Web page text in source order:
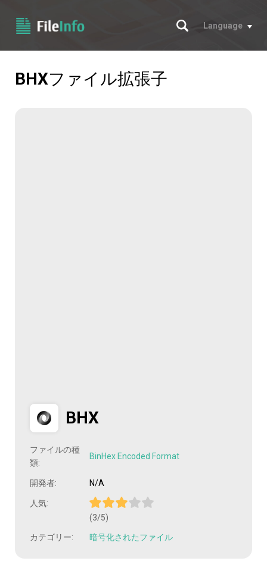
サーチ
Language
BHXファイル拡張子
BHX
ファイルの種
類:
BinHex Encoded Format
開発者: N/A
人気:
(3/5)
カテゴリー: 暗号化されたファイル